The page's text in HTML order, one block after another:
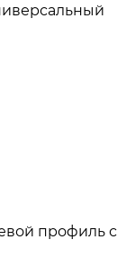
профиль с